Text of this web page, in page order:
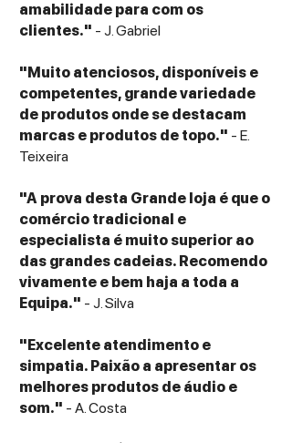
amabilidade para com os
clientes." - J. Gabriel
"Muito atenciosos, disponíveis e
competentes, grande variedade
de produtos onde se destacam
marcas e produtos de topo." - E.
Teixeira
"A prova desta Grande loja é que o
comércio tradicional e
especialista é muito superior ao
das grandes cadeias. Recomendo
vivamente e bem haja a toda a
Equipa." - J. Silva
"Excelente atendimento e
simpatia. Paixão a apresentar os
melhores produtos de áudio e
som." - A. Costa